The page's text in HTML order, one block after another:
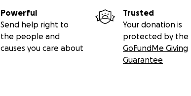
Powerful
Send help right to
the people and
causes you care about
Trusted
Your donation is
protected by the
GoFundMe Giving
Guarantee